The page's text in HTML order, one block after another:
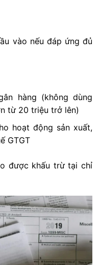
vào nếu đáp ứng đủ
hàng (không dùng
từ 20 triệu trở lên)
hoạt động sản xuất,
GTGT
được khấu trừ tại chỉ